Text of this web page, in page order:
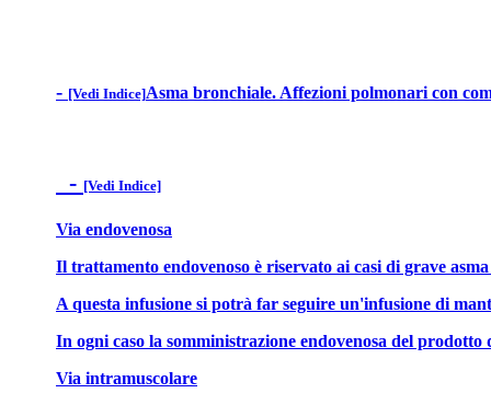
- [Vedi Indice]Asma bronchiale. Affezioni polmonari con
- [Vedi Indice]
Via endovenosa
Il trattamento endovenoso è riservato ai casi di grave
A questa infusione si potrà far seguire un'infusione di
In ogni caso la somministrazione endovenosa del
Via intramuscolare